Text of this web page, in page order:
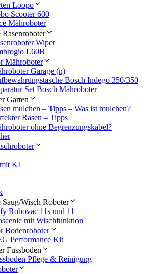
Loopo
Scooter 600
Mähroboter
Rasenroboter
Wiper
L60B
Mähroboter
Garage (n)
Bosch Indego 350/350
Set Bosch Mähroboter
Garten
mulchen – Tipps – Was ist mulchen?
Rasen – Tipps
ohne Begrenzungskabel?
KI
Saug/Wisch Roboter
Robovac 11s und 11
mit Wischfunktion
Bodenroboter
Performance Kit
Fussboden
Pflege & Reinigung